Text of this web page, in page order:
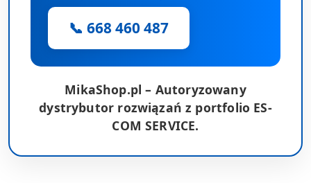
📞 668 460 487
MikaShop.pl – Autoryzowany
dystrybutor rozwiązań z portfolio ES-
COM SERVICE.